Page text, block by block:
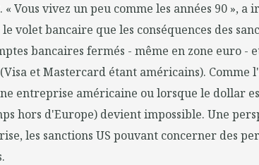
Vous vivez un peu comme les années 90 », a
volet bancaire que les conséquences des
bancaires fermés - même en zone euro -
et Mastercard étant américains). Comme
entreprise américaine ou lorsque le dollar
hors d'Europe) devient impossible. Une
les sanctions US pouvant concerner des